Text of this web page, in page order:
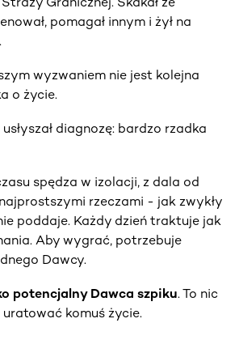
pomagał innym i żył na
wyzwaniem nie jest kolejna
o życie.
diagnozę: bardzo rzadka
spędza w izolacji, z dala od
rzeczami - jak zwykły
poddaje. Każdy dzień traktuje jak
Aby wygrać, potrzebuje
Dawcy.
potencjalny Dawca szpiku. To nic
uratować komuś życie.